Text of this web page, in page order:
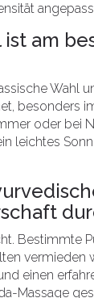
ist am
Wahl
besonders
oder bei
leichtes
Bestimmte
vermieden
einen
Massage